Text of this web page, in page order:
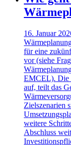
16. Januar
für eine
vor (siehe
EMCEL). Die
auf, teilt das
Zielszenarien
weitere
Abschluss